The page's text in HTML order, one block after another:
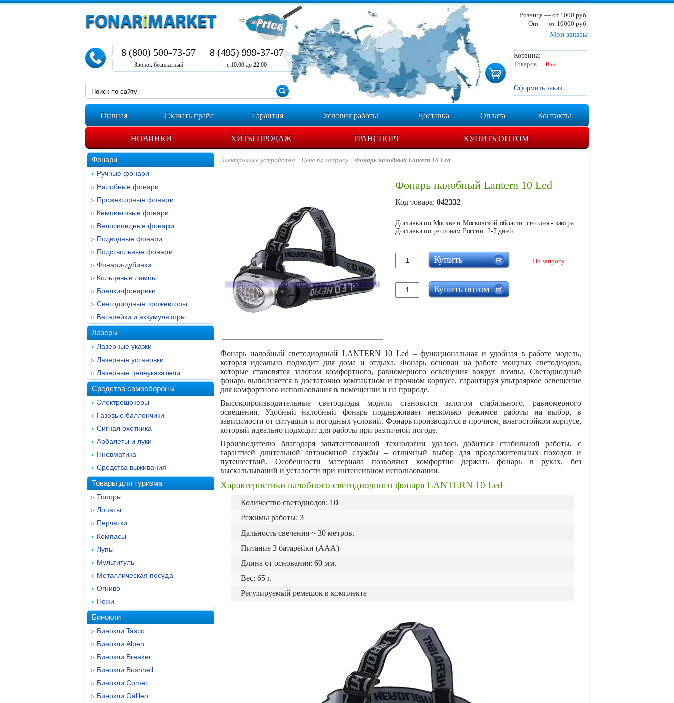
Мои заказы
Корзина:
Товаров
0 шт.
Оформить заказ
8 (800) 500-73-57
Звонок бесплатный
8 (495) 999-37-07
с 10:00 до 22:00
Розница — от 1000 руб.
Опт — от 10000 руб.
Главная Скачать прайс Гарантия Условия работы Доставка Оплата Контакты
НОВИНКИ ХИТЫ ПРОДАЖ ТРАНСПОРТ КУПИТЬ ОПТОМ
Фонари
Ручные фонари
Налобные фонари
Прожекторные фонари
Кемпинговые фонари
Велосипедные фонари
Подводные фонари
Подствольные фонари
Фонари-дубинки
Кольцевые лампы
Брелки-фонарики
Светодиодные прожекторы
Батарейки и аккумуляторы
Лазеры
Лазерные указки
Лазерные установки
Лазерные целеуказатели
Средства самообороны
Электрошокеры
Газовые баллончики
Сигнал охотника
Арбалеты и луки
Пневматика
Средства выживания
Товары для туризма
Топоры
Лопаты
Перчатки
Компасы
Лупы
Мультитулы
Металлическая посуда
Огниво
Ножи
Бинокли
Бинокли Tasco
Бинокли Alpen
Бинокли Breaker
Бинокли Bushnell
Бинокли Comet
Бинокли Galileo
Электронные устройства Цена по запросу Фонарь налобный Lantern 10 Led
Фонарь налобный Lantern 10 Led
Код товара: 042332
Доставка по Москве и Московской области: сегодня - завтра.
Доставка по регионам России: 2-7 дней.
По запросу
Купить
Купить оптом
Фонарь налобный светодиодный LANTERN 10 Led – функциональная и удобная в работе модель,
которая идеально подходит для дома и отдыха. Фонарь основан на работе мощных светодиодов,
которые становятся залогом комфортного, равномерного освещения вокруг лампы. Светодиодный
фонарь выполняется в достаточно компактном и прочном корпусе, гарантируя ультраяркое освещение
для комфортного использования в помещении и на природе.
Высокопроизводительные светодиоды модели становятся залогом стабильного, равномерного
освещения. Удобный налобный фонарь поддерживает несколько режимов работы на выбор, в
зависимости от ситуации и погодных условий. Фонарь производится в прочном, влагостойком корпусе,
который идеально подходит для работы при различной погоде.
Производителю благодаря запатентованной технологии удалось добиться стабильной работы, с
гарантией длительной автономной службы – отличный выбор для продолжительных походов и
путешествий. Особенности материала позволяют комфортно держать фонарь в руках, без
выскальзываний и усталости при интенсивном использовании.
Характеристики налобного светодиодного фонаря LANTERN 10 Led
Количество светодиодов: 10
Режимы работы: 3
Дальность свечения ~ 30 метров.
Питание 3 батарейки (ААA)
Длина от основания: 60 мм.
Вес: 65 г.
Регулируемый ремешок в комплекте